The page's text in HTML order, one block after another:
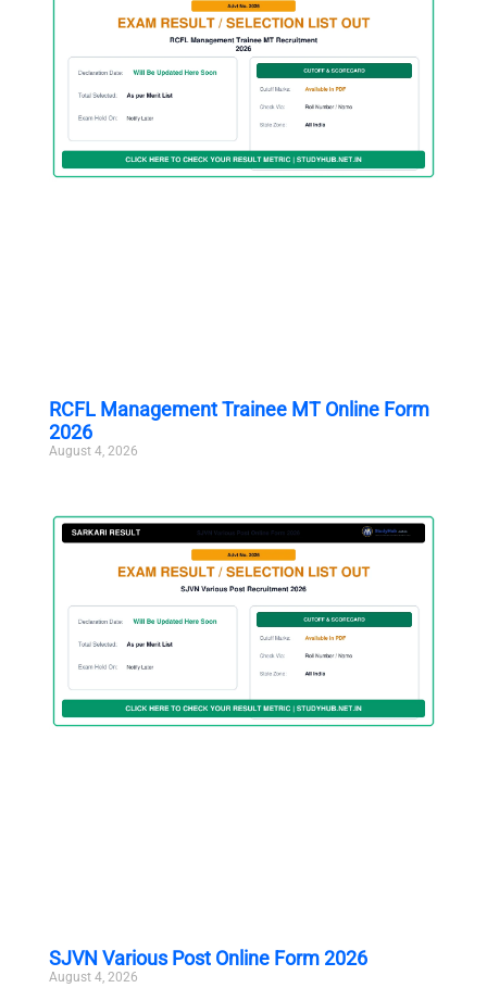
RCFL Management Trainee MT Online Form
2026
August 4, 2026
SJVN Various Post Online Form 2026
August 4, 2026